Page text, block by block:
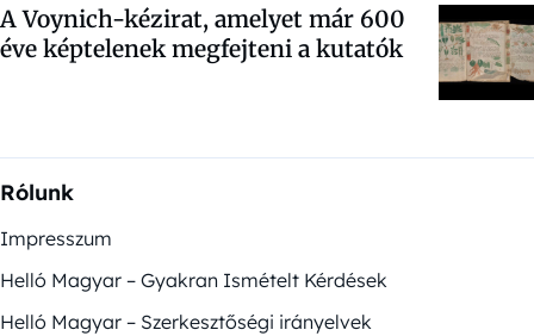
A Voynich-kézirat, amelyet már 600
éve képtelenek megfejteni a kutatók
Rólunk
Impresszum
Helló Magyar – Gyakran Ismételt Kérdések
Helló Magyar – Szerkesztőségi irányelvek